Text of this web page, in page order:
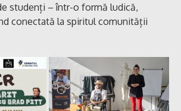
studenți – într-o formă ludică,
conectată la spiritul comunității